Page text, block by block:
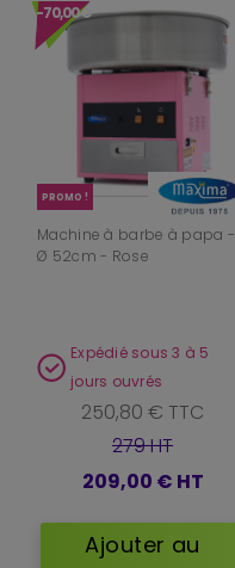
-70,00 €
PROMO !
Machine à barbe à papa -
Ø 52cm - Rose
Expédié sous 3 à 5
jours ouvrés
250,80 € TTC
279 HT
209,00 € HT
Ajouter au